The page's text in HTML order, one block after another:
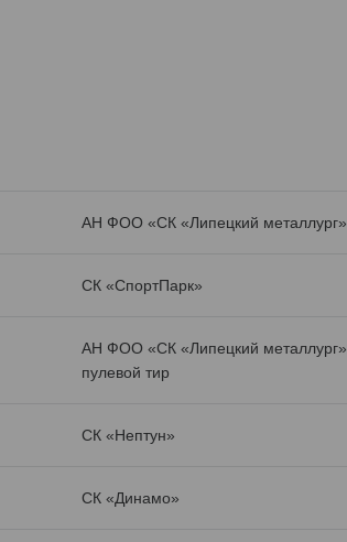
АН ФОО «СК «Липецкий металлург»
СК «СпортПарк»
АН ФОО «СК «Липецкий металлург»,
пулевой тир
СК «Нептун»
СК «Динамо»